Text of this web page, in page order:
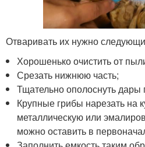
Отваривать их нужно
Хорошенько очистить от
Срезать нижнюю часть;
Тщательно ополоснуть дары
Крупные грибы нарезать на
металлическую или
можно оставить в